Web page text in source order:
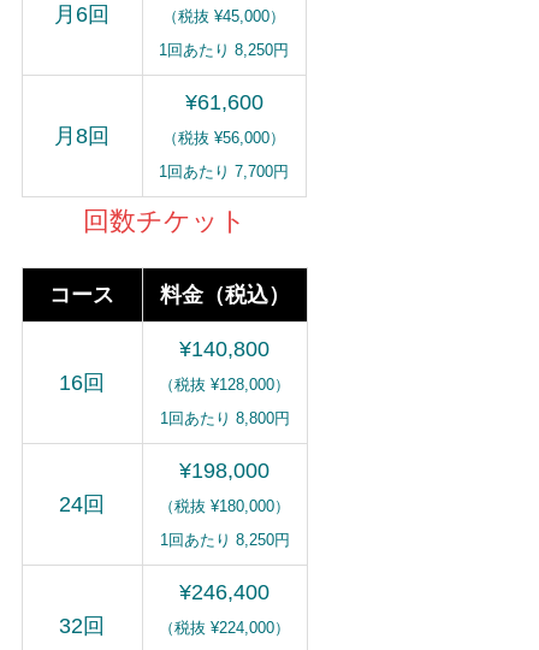
月6回
（税抜 ¥45,000）
1回あたり 8,250円
月8回
¥61,600
（税抜 ¥56,000）
1回あたり 7,700円
回数チケット
コース 料金（税込）
16回
¥140,800
（税抜 ¥128,000）
1回あたり 8,800円
24回
¥198,000
（税抜 ¥180,000）
1回あたり 8,250円
32回
¥246,400
（税抜 ¥224,000）